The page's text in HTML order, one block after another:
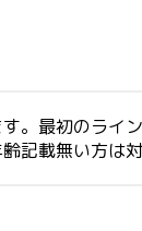
。最初のライ
記載無い方は